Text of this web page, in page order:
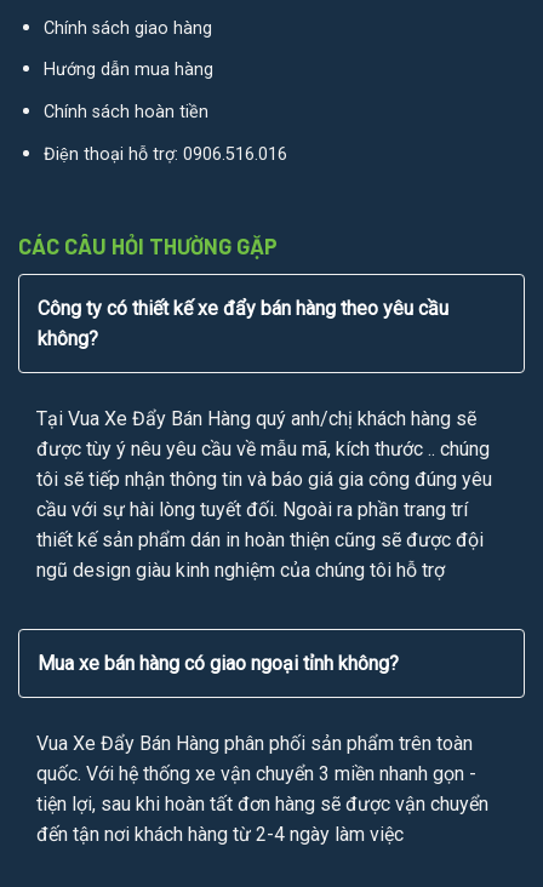
Chính sách giao hàng
Hướng dẫn mua hàng
Chính sách hoàn tiền
Điện thoại hỗ trợ: 0906.516.016
CÁC CÂU HỎI THƯỜNG GẶP
Công ty có thiết kế xe đẩy bán hàng theo yêu cầu
không?
Tại Vua Xe Đẩy Bán Hàng quý anh/chị khách hàng sẽ
được tùy ý nêu yêu cầu về mẫu mã, kích thước .. chúng
tôi sẽ tiếp nhận thông tin và báo giá gia công đúng yêu
cầu với sự hài lòng tuyết đối. Ngoài ra phần trang trí
thiết kế sản phẩm dán in hoàn thiện cũng sẽ được đội
ngũ design giàu kinh nghiệm của chúng tôi hỗ trợ
Mua xe bán hàng có giao ngoại tỉnh không?
Vua Xe Đẩy Bán Hàng phân phối sản phẩm trên toàn
quốc. Với hệ thống xe vận chuyển 3 miền nhanh gọn -
tiện lợi, sau khi hoàn tất đơn hàng sẽ được vận chuyển
đến tận nơi khách hàng từ 2-4 ngày làm việc